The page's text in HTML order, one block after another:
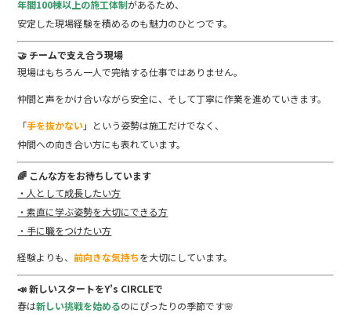
年間100棟以上の施工体制があるため、
安定した現場経験を積めるのも魅力のひとつです。
🤝 チームで支え合う現場
現場はもちろん一人で完結する仕事ではありません。
仲間と声をかけ合いながら安全に、そして丁寧に作業を進めていきます。
「手を抜かない」という姿勢は施工だけでなく、
仲間への向き合い方にも表れています。
🌈 こんな方をお待ちしています
・人として成長したい方
・素直に学ぶ姿勢を大切にできる方
・手に職をつけたい方
経験よりも、 前向きな気持ちを大切にしています。
📣 新しいスタートをY’s CIRCLEで
春は新しい挑戦を始めるのにぴったりの季節です🌸